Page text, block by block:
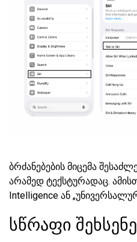
ბრძანებების მიცემა
არამედ ტექსტურადაც.
Intelligence ან
სწრაფი